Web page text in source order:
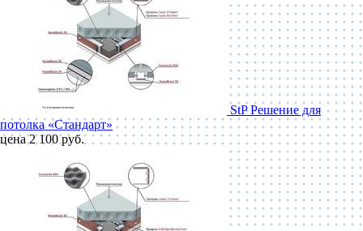
StP Решение для
потолка «Стандарт»
цена 2 100 руб.